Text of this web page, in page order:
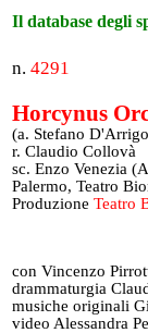
Il database degli
n. 4291
Horcynus
(a. Stefano
r. Claudio Collovà
sc. Enzo Venezia
Palermo, Teatro
Produzione Teatro
con Vincenzo
drammaturgia
musiche originali
video Alessandra